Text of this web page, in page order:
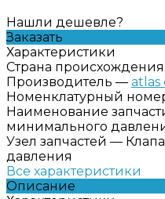
Нашли дешевле?
Заказать
Характеристики
Страна происхождения
Производитель — atlas
Номенклатурный
Наименование
минимального
Узел запчастей —
давления
Все характеристики
Описание